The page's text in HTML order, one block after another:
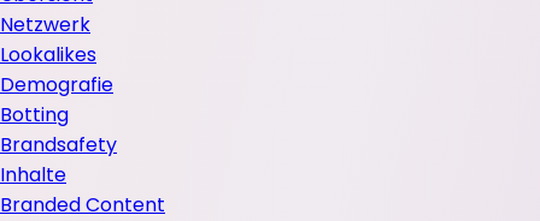
Netzwerk
Lookalikes
Demografie
Botting
Brandsafety
Inhalte
Branded Content